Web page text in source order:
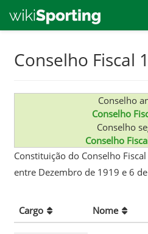
Conselho Fiscal
Conselho
Conselho
Conselho
Conselho
Constituição do Conselho
entre Dezembro de 1919 e 6
Cargo Nome